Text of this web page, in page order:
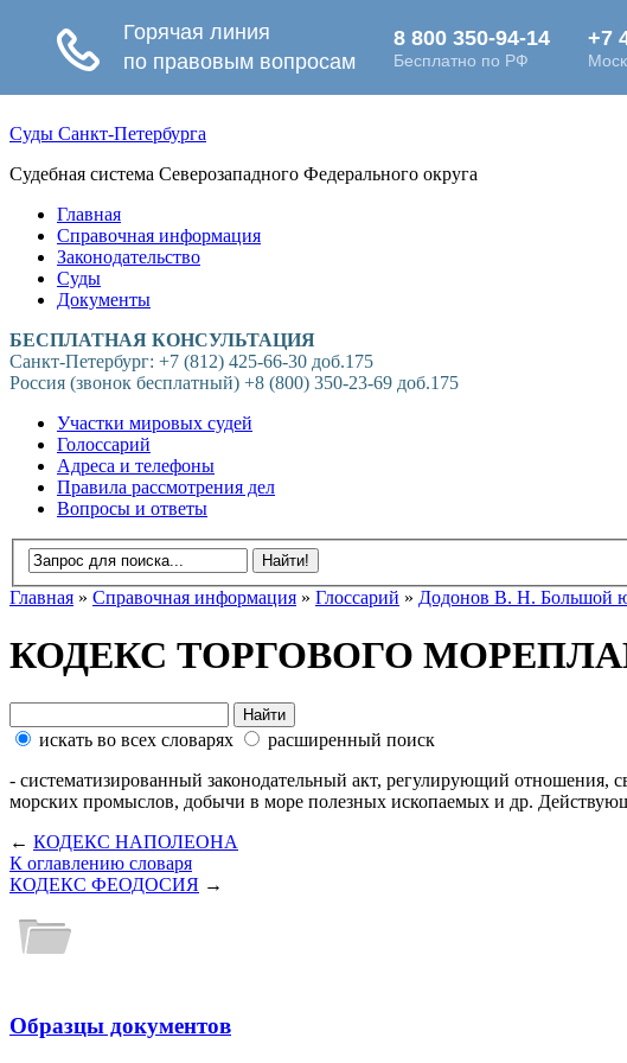
Суды Санкт-Петербурга
Судебная система Северозападного Федерального округа
Главная
Справочная информация
Законодательство
Суды
Документы
БЕСПЛАТНАЯ КОНСУЛЬТАЦИЯ
Санкт-Петербург: +7 (812) 425-66-30 доб.175
Россия (звонок бесплатный) +8 (800) 350-23-69 доб.175
Участки мировых судей
Голоссарий
Адреса и телефоны
Правила рассмотрения дел
Вопросы и ответы
Главная » Справочная информация » Глоссарий » Додонов В. Н. Большой
КОДЕКС ТОРГОВОГО
искать во всех словарях
расширенный поиск
- систематизированный законодательный акт, регулирующий отношения,
морских промыслов, добычи в море полезных ископаемых и др.
← КОДЕКС НАПОЛЕОНА
К оглавлению словаря
КОДЕКС ФЕОДОСИЯ →
Образцы документов